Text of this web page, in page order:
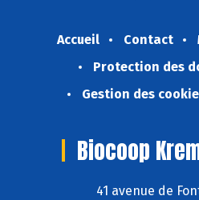
Accueil Contact
Protection des
Gestion des
Biocoop
41 avenue de